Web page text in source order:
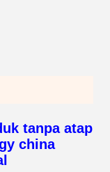
tanpa atap
china